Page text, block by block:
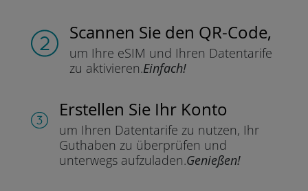
Scannen Sie den QR-Code,
um Ihre eSIM und Ihren Datentarife
zu aktivieren.Einfach!
Erstellen Sie Ihr Konto
um Ihren Datentarife zu nutzen, Ihr
Guthaben zu überprüfen und
unterwegs aufzuladen.Genießen!